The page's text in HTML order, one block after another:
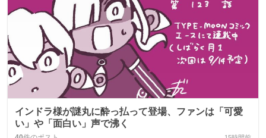
インドラ様が謎丸に酔っ払って登場、ファンは「可愛
い」や「面白い」声で沸く